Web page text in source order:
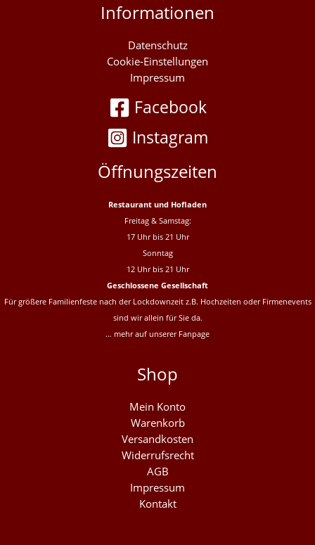
Informationen
Datenschutz
Cookie-Einstellungen
Impressum
Facebook
Instagram
Öffnungszeiten
Restaurant und Hofladen
Freitag & Samstag:
17 Uhr bis 21 Uhr
Sonntag
12 Uhr bis 21 Uhr
Geschlossene Gesellschaft
Für größere Familienfeste nach der Lockdownzeit z.B. Hochzeiten oder Firmenevents
sind wir allein für Sie da.
… mehr auf unserer Fanpage
Shop
Mein Konto
Warenkorb
Versandkosten
Widerrufsrecht
AGB
Impressum
Kontakt